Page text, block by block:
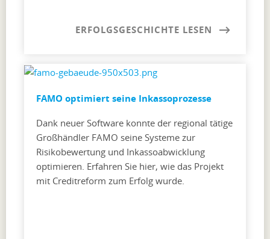
ERFOLGSGESCHICHTE LESEN
FAMO optimiert seine Inkassoprozesse
Dank neuer Software konnte der regional tätige
Großhändler FAMO seine Systeme zur
Risikobewertung und Inkassoabwicklung
optimieren. Erfahren Sie hier, wie das Projekt
mit Creditreform zum Erfolg wurde.